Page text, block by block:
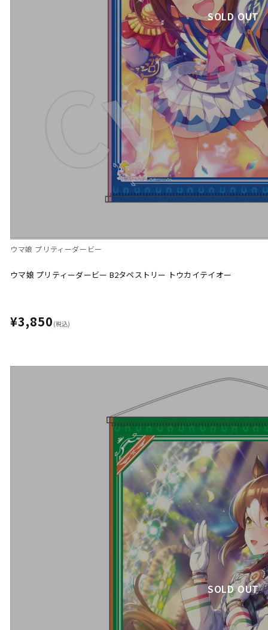
SOLD OUT
ウマ娘 プリティーダービー
ウマ娘 プリティーダービー B2タペストリー トウカイテイオー
¥3,850 (税込)
SOLD OUT